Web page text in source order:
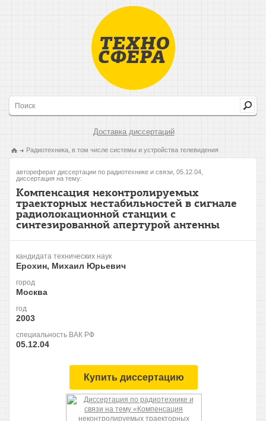
Доставка диссертаций
Радиотехника, в том числе системы и устройства телевидения
автореферат диссертации по радиотехнике и связи, 05.12.04,
диссертация на тему:
Компенсация неконтролируемых
траекторных нестабильностей в сигнале
радиолокационной станции с
синтезированной апертурой антенны
кандидата технических наук
Ерохин, Михаил Юрьевич
город
Москва
год
2003
специальность ВАК РФ
05.12.04
Купить диссертацию